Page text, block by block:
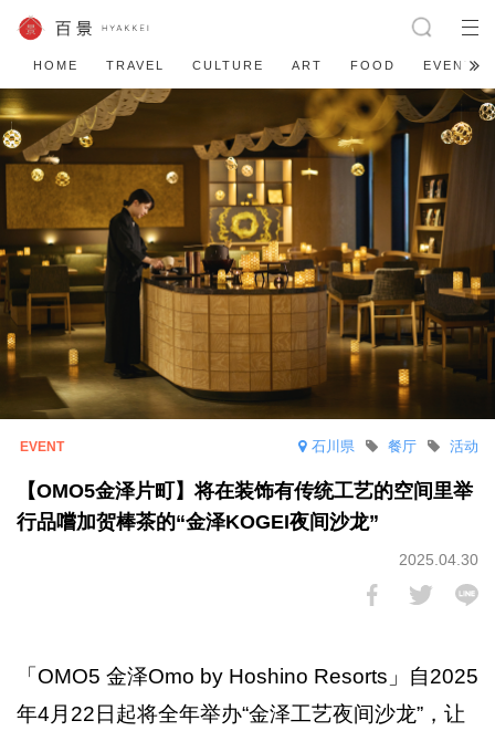
HOME TRAVEL CULTURE ART FOOD EVENT
石川県 活动
餐厅
【OMO5金泽片町】将在装饰有传统工艺的空间里举
行品嚐加贺棒茶的“金泽KOGEI夜间沙龙”
2025.04.30
「OMO5 金泽Omo by Hoshino Resorts」自2025
年4月22日起将全年举办“金泽工艺夜间沙龙”，让